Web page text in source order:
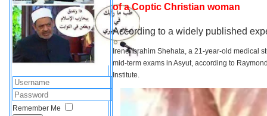
Remember Me
of a Coptic Christian woman
According to a widely published
Irene Ibrahim Shehata, a 21-year-old medical
mid-term exams in Asyut, according to
Institute.